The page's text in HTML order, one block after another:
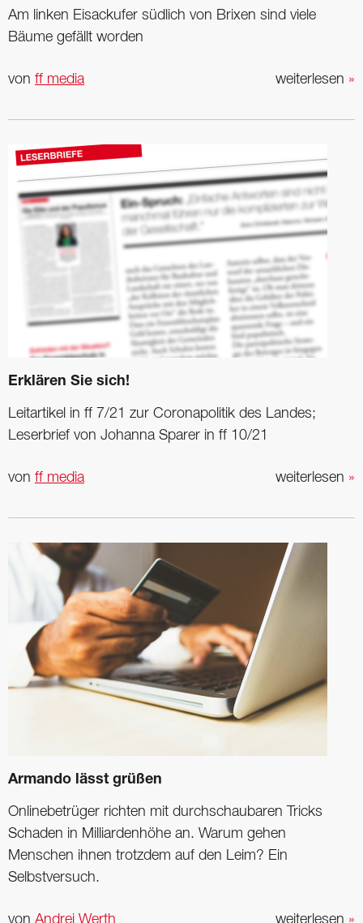
Am linken Eisackufer südlich von Brixen sind viele
Bäume gefällt worden
weiterlesen »
von ff media
Erklären Sie sich!
Leitartikel in ff 7/21 zur Coronapolitik des Landes;
Leserbrief von Johanna Sparer in ff 10/21
weiterlesen »
von ff media
Armando lässt grüßen
Onlinebetrüger richten mit durchschaubaren Tricks
Schaden in Milliardenhöhe an. Warum gehen
Menschen ihnen trotzdem auf den Leim? Ein
Selbstversuch.
weiterlesen »
von Andrej Werth